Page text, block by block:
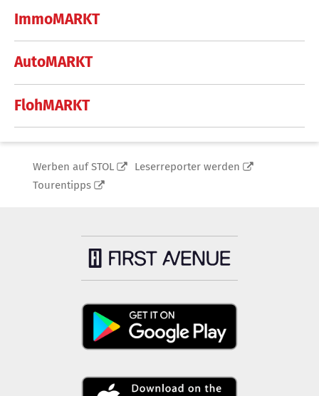
ImmoMARKT
AutoMARKT
FlohMARKT
Werben auf STOL
Leserreporter werden
Tourentipps